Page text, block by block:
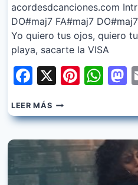
acordesdcanciones.com
DO#maj7 FA#maj7
Yo quiero tus ojos, quiero
playa, sacarte la
Facebook
X
LEER MÁSDANNY
OCEAN,
AITANA
ANOCHE